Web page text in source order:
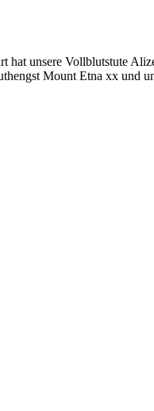
unsere Vollblutstute
Mount Etna xx und